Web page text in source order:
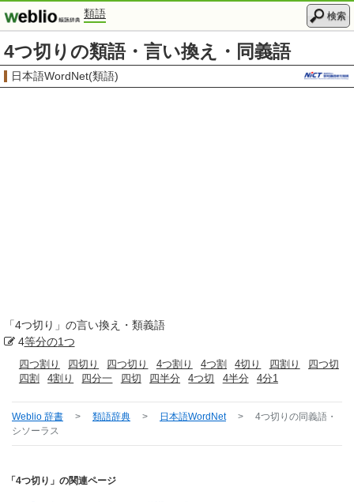
類語 検索
4つ切りの類語・言い換え・同義語
日本語WordNet(類語)
「4つ切り 」の言い換え・類義語
4等分の1つ
四つ割り 四切り 四つ切り 4つ割り 4つ割 4切り 四割り
四つ切
四割
4割り 四分一 四切 四半分 4つ切 4半分 4分1
Weblio 辞書 > 類語辞典 > 日本語WordNet > 4つ切り の同義語・
シソーラス
「4つ切り」の関連ページ